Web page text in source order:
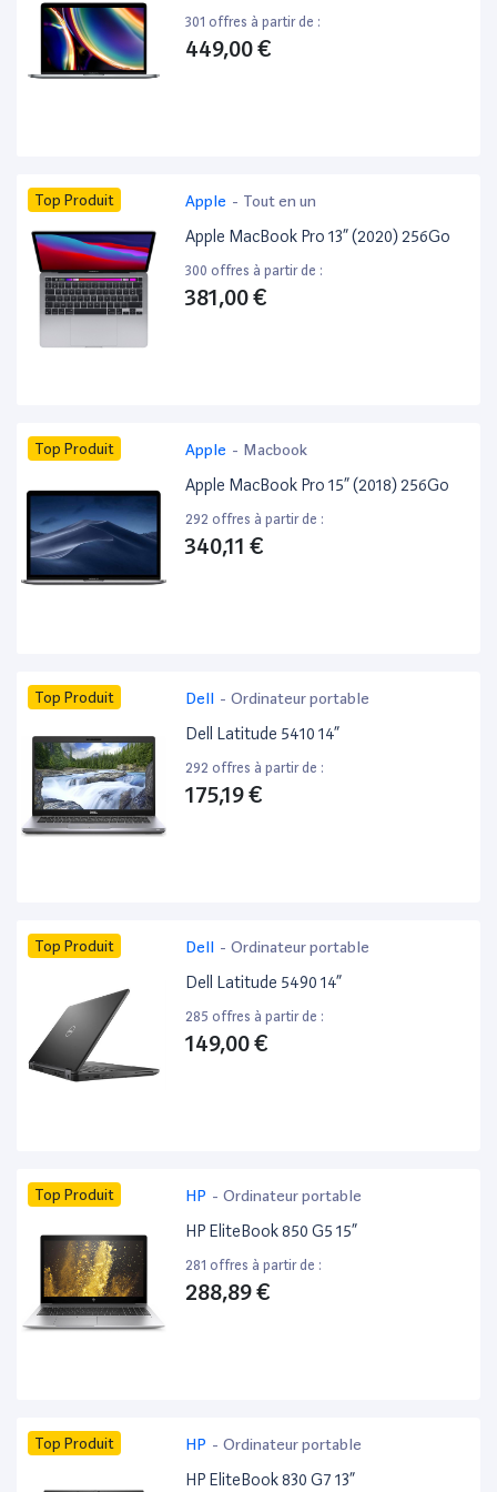
301 offres à partir de :
449,00 €
Top Produit Apple - Tout en un
Apple MacBook Pro 13” (2020) 256Go
300 offres à partir de :
381,00 €
Top Produit Apple - Macbook
Apple MacBook Pro 15” (2018) 256Go
292 offres à partir de :
340,11 €
Top Produit Dell - Ordinateur portable
Dell Latitude 5410 14”
292 offres à partir de :
175,19 €
Top Produit Dell - Ordinateur portable
Dell Latitude 5490 14”
285 offres à partir de :
149,00 €
Top Produit HP - Ordinateur portable
HP EliteBook 850 G5 15”
281 offres à partir de :
288,89 €
Top Produit HP - Ordinateur portable
HP EliteBook 830 G7 13”